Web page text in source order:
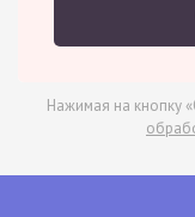
Нажимая на кнопку